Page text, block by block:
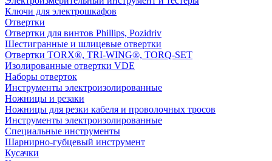
Ключи для электрошкафов
Отвертки
Отвертки для винтов Phillips, Pozidriv
Шестигранные и шлицевые отвертки
Отвертки TORX®, TRI-WING®, TORQ-SET
Изолированные отвертки VDE
Наборы отверток
Инструменты электроизолированные
Ножницы и резаки
Ножницы для резки кабеля и проволочных тросов
Инструменты электроизолированные
Специальные инструменты
Шарнирно-губцевый инструмент
Кусачки